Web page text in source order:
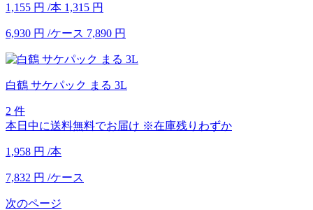
1,155 円 /本 1,315 円
6,930 円 /ケース 7,890 円
白鶴 サケパック まる 3L
2 件
本日中に送料無料でお届け ※在庫残りわずか
1,958 円 /本
7,832 円 /ケース
次のページ